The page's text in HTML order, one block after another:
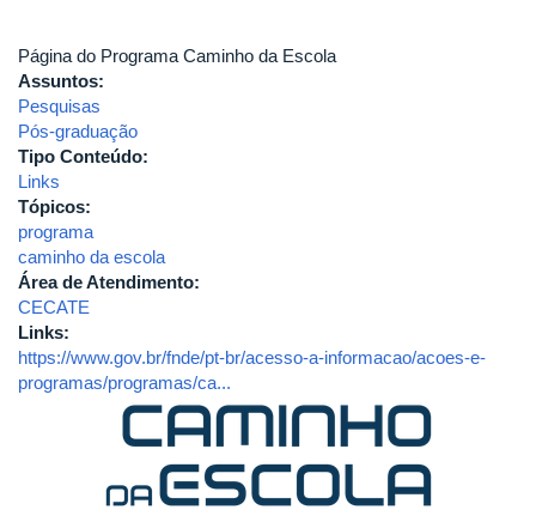
Página do Programa Caminho da Escola
Assuntos:
Pesquisas
Pós-graduação
Tipo Conteúdo:
Links
Tópicos:
programa
caminho da escola
Área de Atendimento:
CECATE
Links:
https://www.gov.br/fnde/pt-br/acesso-a-informacao/acoes-e-
programas/programas/ca...